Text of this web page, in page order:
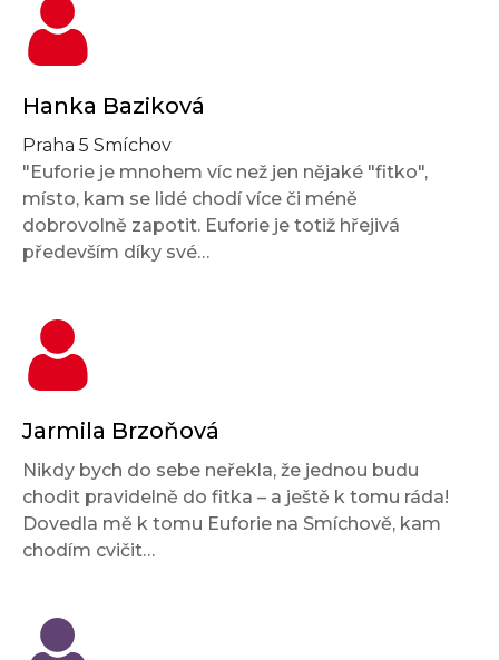
Hanka Baziková
Praha 5 Smíchov
"Euforie je mnohem víc než jen nějaké "fitko",
místo, kam se lidé chodí více či méně
dobrovolně zapotit. Euforie je totiž hřejivá
především díky své…
Jarmila Brzoňová
Nikdy bych do sebe neřekla, že jednou budu
chodit pravidelně do fitka – a ještě k tomu ráda!
Dovedla mě k tomu Euforie na Smíchově, kam
chodím cvičit…